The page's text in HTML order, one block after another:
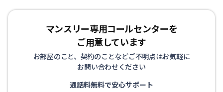
マンスリー専用コールセンターを
ご用意しています
お部屋のこと、契約のことなどご不明点はお気軽に
お問い合わせください
通話料無料で安心サポート